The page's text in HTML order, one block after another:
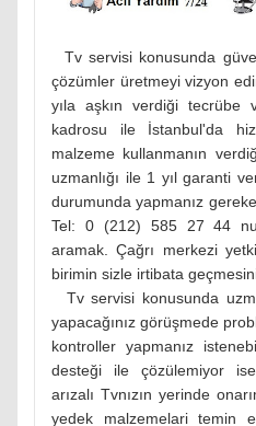
Tv servisi konusunda
çözümler üretmeyi vizyon
yıla aşkın verdiği tecrübe
kadrosu ile İstanbul'da
malzeme kullanmanın
uzmanlığı ile 1 yıl garanti
durumunda yapmanız
Tel: 0 (212) 585 27 44
aramak. Çağrı merkezi
birimin sizle irtibata
Tv servisi konusunda
yapacağınız görüşmede
kontroller yapmanız
desteği ile çözülemiyor
arızalı Tvnızın yerinde
yedek malzemelari temin